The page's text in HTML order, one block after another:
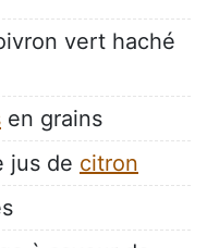
vert haché
en grains
jus de citron